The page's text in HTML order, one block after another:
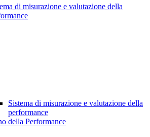
di misurazione e valutazione della
Sistema di misurazione e valutazione della
performance
della Performance